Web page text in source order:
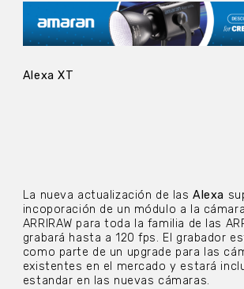
Alexa XT
La nueva actualización de lasAlexa
incoporación de un módulo a la
ARRIRAW para toda la familia de las
grabará hasta a 120 fps. El grabador
como parte de un upgrade para las
existentes en el mercado y estará
estandar en las nuevas cámaras.